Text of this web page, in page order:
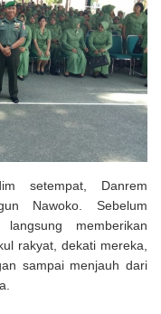
setempat, Danrem
Nawoko. Sebelum
memberikan
rakyat, dekati mereka,
sampai menjauh dari